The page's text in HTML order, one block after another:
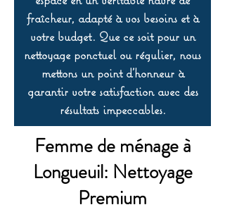
fraîcheur, adapté à vos besoins et à
votre budget. Que ce soit pour un
nettoyage ponctuel ou régulier, nous
mettons un point d’honneur à
garantir votre satisfaction avec des
résultats impeccables.
Femme de ménage à
Longueuil: Nettoyage
Premium